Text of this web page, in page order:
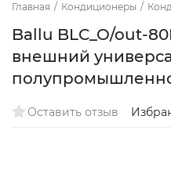
Главная / Кондиционеры /
Ballu BLC_O/out-
внешний
Оставить отзыв